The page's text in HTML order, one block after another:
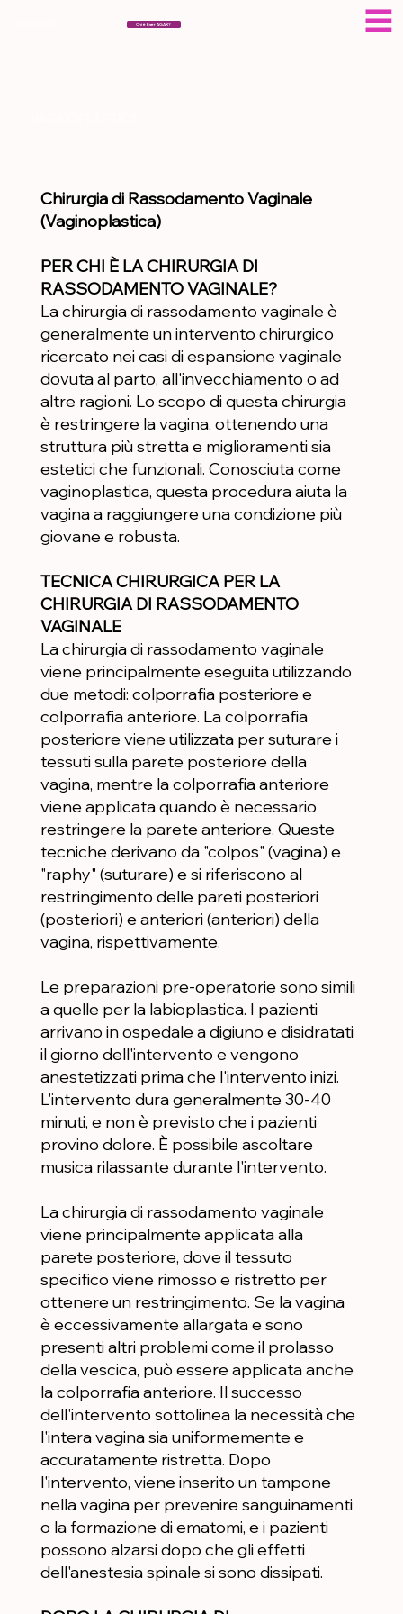
Chi è Eser AGAR?
Chirurgia di Rassodamento Vaginale
(Vaginoplastica)
PER CHI È LA CHIRURGIA DI
RASSODAMENTO VAGINALE?
La chirurgia di rassodamento vaginale è
generalmente un intervento chirurgico
ricercato nei casi di espansione vaginale
dovuta al parto, all'invecchiamento o ad
altre ragioni. Lo scopo di questa chirurgia
è restringere la vagina, ottenendo una
struttura più stretta e miglioramenti sia
estetici che funzionali. Conosciuta come
vaginoplastica, questa procedura aiuta la
vagina a raggiungere una condizione più
giovane e robusta.
TECNICA CHIRURGICA PER LA
CHIRURGIA DI RASSODAMENTO
VAGINALE
La chirurgia di rassodamento vaginale
viene principalmente eseguita utilizzando
due metodi: colporrafia posteriore e
colporrafia anteriore. La colporrafia
posteriore viene utilizzata per suturare i
tessuti sulla parete posteriore della
vagina, mentre la colporrafia anteriore
viene applicata quando è necessario
restringere la parete anteriore. Queste
tecniche derivano da "colpos" (vagina) e
"raphy" (suturare) e si riferiscono al
restringimento delle pareti posteriori
(posteriori) e anteriori (anteriori) della
vagina, rispettivamente.
Le preparazioni pre-operatorie sono simili
a quelle per la labioplastica. I pazienti
arrivano in ospedale a digiuno e disidratati
il giorno dell'intervento e vengono
anestetizzati prima che l'intervento inizi.
L'intervento dura generalmente 30-40
minuti, e non è previsto che i pazienti
provino dolore. È possibile ascoltare
musica rilassante durante l'intervento.
La chirurgia di rassodamento vaginale
viene principalmente applicata alla
parete posteriore, dove il tessuto
specifico viene rimosso e ristretto per
ottenere un restringimento. Se la vagina
è eccessivamente allargata e sono
presenti altri problemi come il prolasso
della vescica, può essere applicata anche
la colporrafia anteriore. Il successo
dell'intervento sottolinea la necessità che
l'intera vagina sia uniformemente e
accuratamente ristretta. Dopo
l'intervento, viene inserito un tampone
nella vagina per prevenire sanguinamenti
o la formazione di ematomi, e i pazienti
possono alzarsi dopo che gli effetti
dell'anestesia spinale si sono dissipati.